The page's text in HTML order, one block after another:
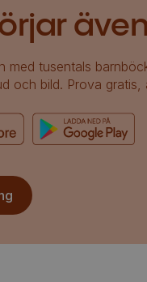
med tusentals
och bild. Prova gratis,